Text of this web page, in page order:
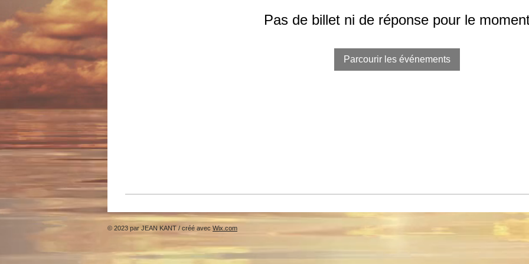
Pas de billet ni de réponse pour le
Parcourir les événements
© 2023 par JEAN KANT / créé avec Wix.com